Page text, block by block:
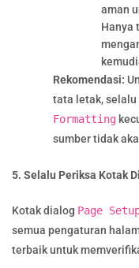
aman
Hanya
Rekomendasi:
tata letak, selalu
Formatting
sumber tidak
5. Selalu Periksa Kotak
Kotak dialog Page
semua pengaturan
terbaik untuk